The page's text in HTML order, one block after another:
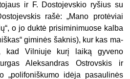
ir F. Dostojevskio ryšius su
rašė: „Mano protėviai
o jo duktė prisi­minimuose kalba
giminės šaknis), kur kas ma­
kad Vilniuje kurį laiką gyveno
Aleksandras Ostrovskis ir
„polifoniškumo idėja pasaulinės